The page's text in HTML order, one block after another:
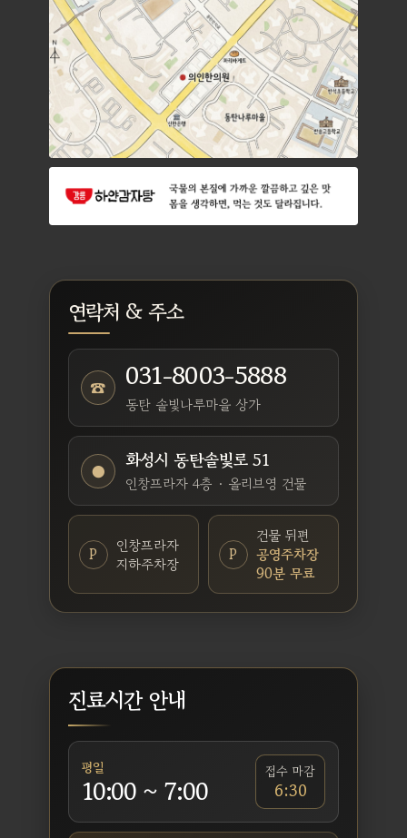
연락처 & 주소
☎ 031-8003-5888
동탄 솔빛나루마을 상가
● 화성시 동탄솔빛로 51
인창프라자 4층 · 올리브영 건물
P
인창프라자
지하주차장
P
건물 뒤편
공영주차장
90분 무료
진료시간 안내
평일
10:00 ~ 7:00
접수 마감
6:30